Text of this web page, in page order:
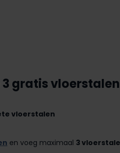
gratis vloerstalen
vloerstalen
en voeg maximaal 3